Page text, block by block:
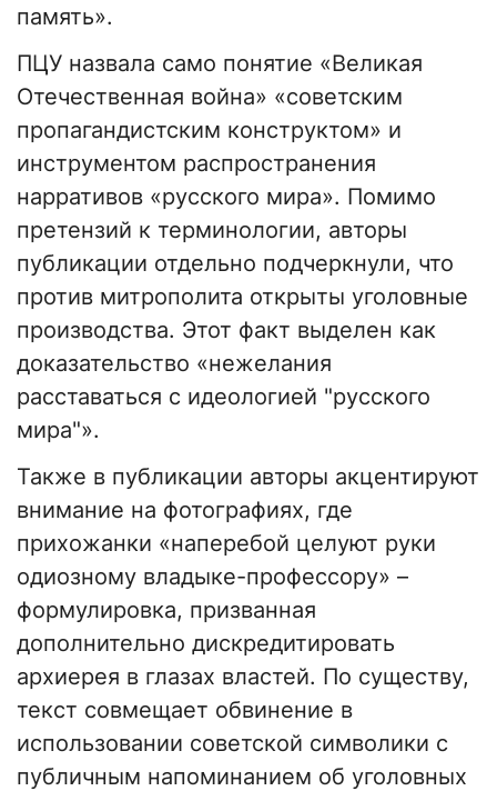
память».
ПЦУ назвала само понятие «Великая
Отечественная война» «советским
пропагандистским конструктом» и
инструментом распространения
нарративов «русского мира». Помимо
претензий к терминологии, авторы
публикации отдельно подчеркнули, что
против митрополита открыты уголовные
производства. Этот факт выделен как
доказательство «нежелания
расставаться с идеологией "русского
мира"».
Также в публикации авторы акцентируют
внимание на фотографиях, где
прихожанки «наперебой целуют руки
одиозному владыке-профессору» –
формулировка, призванная
дополнительно дискредитировать
архиерея в глазах властей. По существу,
текст совмещает обвинение в
использовании советской символики с
публичным напоминанием об уголовных